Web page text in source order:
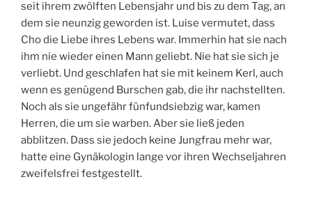
seit ihrem zwölften Lebensjahr und bis zu dem Tag, an
dem sie neunzig geworden ist. Luise vermutet, dass
Cho die Liebe ihres Lebens war. Immerhin hat sie nach
ihm nie wieder einen Mann geliebt. Nie hat sie sich je
verliebt. Und geschlafen hat sie mit keinem Kerl, auch
wenn es genügend Burschen gab, die ihr nachstellten.
Noch als sie ungefähr fünfundsiebzig war, kamen
Herren, die um sie warben. Aber sie ließ jeden
abblitzen. Dass sie jedoch keine Jungfrau mehr war,
hatte eine Gynäkologin lange vor ihren Wechseljahren
zweifelsfrei festgestellt.